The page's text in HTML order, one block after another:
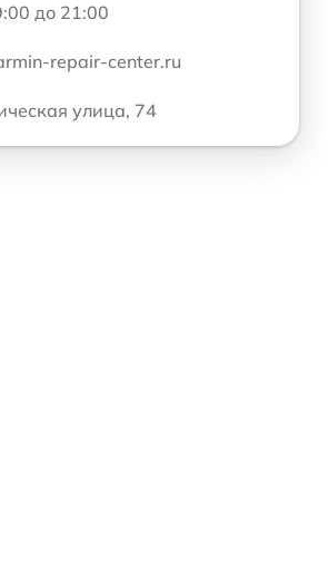
до 21:00
repair-center.ru
улица, 74